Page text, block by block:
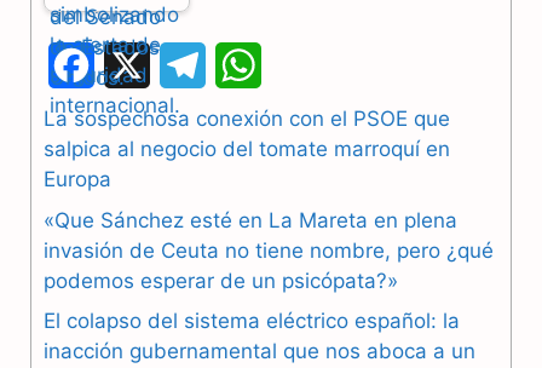
F
a
c
b
o
o
e
l
g
r
a
h
a
s
A
p
La sospechosa conexión con el PSOE que
salpica al negocio del tomate marroquí en
Europa
«Que Sánchez esté en La Mareta en plena
invasión de Ceuta no tiene nombre, pero ¿qué
podemos esperar de un psicópata?»
El colapso del sistema eléctrico español: la
inacción gubernamental que nos aboca a un